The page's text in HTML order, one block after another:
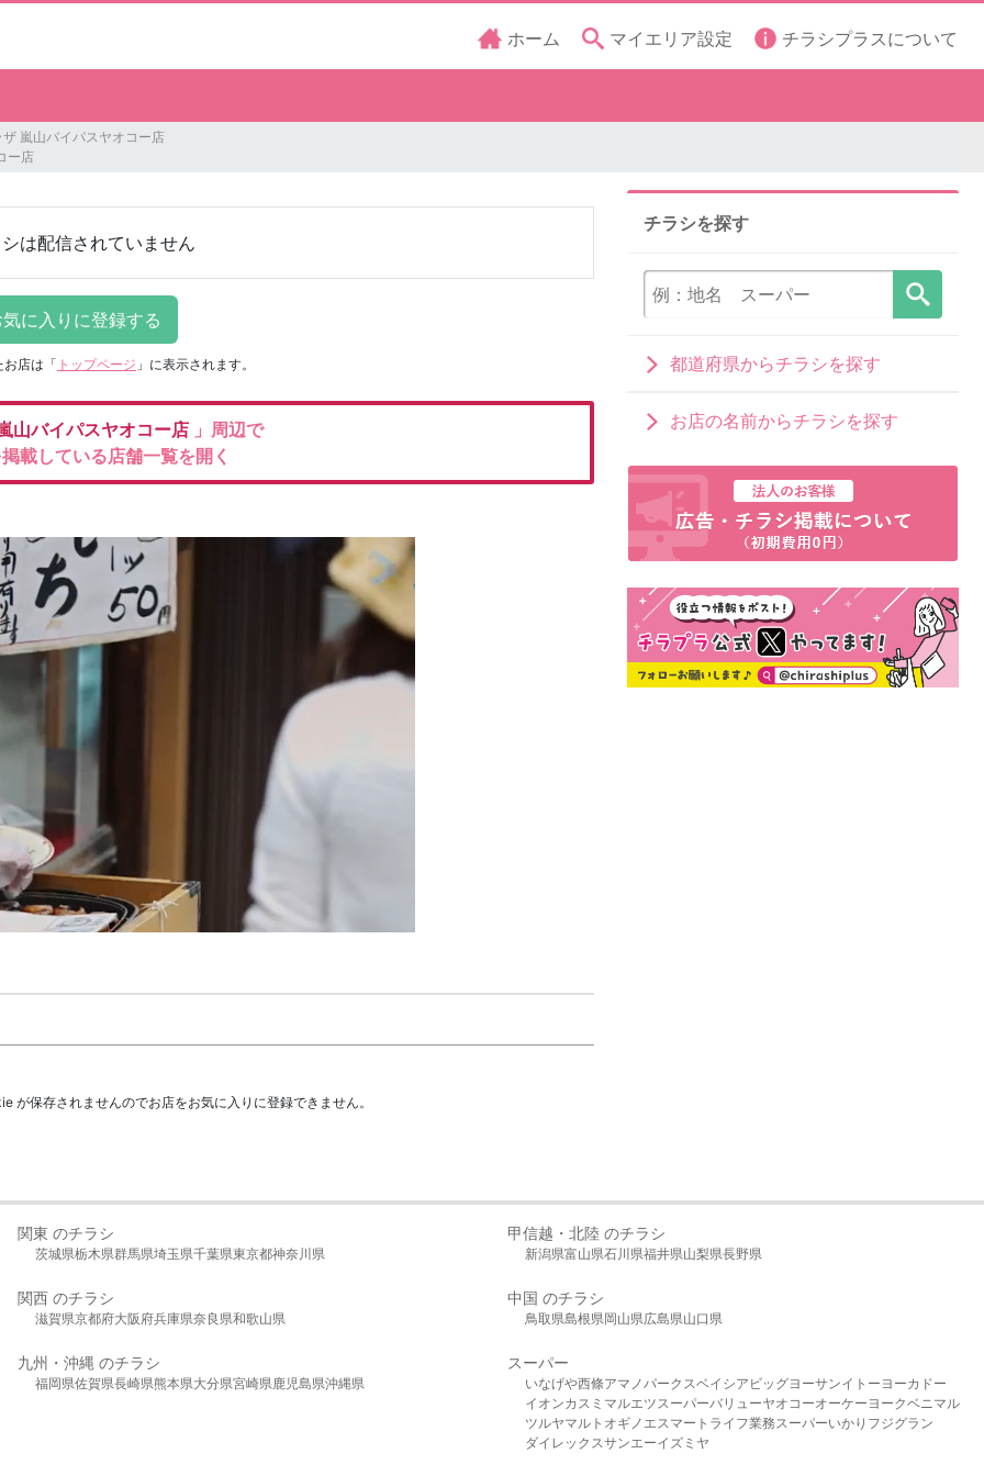
ホーム マイエリア設定 チラシプラスについて
嵐山バイパスヤオコー店
ー店
は配信されていません
お店は 「 トップページ 」に表示されます。
山バイパスヤオコー店 」周辺で
載している店舗一覧を開く
保存されませんのでお店をお気に入りに登録できません。
チラシを探す
都道府県からチラシを探す
お店の名前からチラシを探す
関東 のチラシ
茨城県栃木県群馬県埼玉県千葉県東京都神奈川県
甲信越・北陸 のチラシ
新潟県富山県石川県福井県山梨県長野県
関西 のチラシ
滋賀県京都府大阪府兵庫県奈良県和歌山県
中国 のチラシ
鳥取県島根県岡山県広島県山口県
九州・沖縄 のチラシ
福岡県佐賀県長崎県熊本県大分県宮崎県鹿児島県沖縄県
スーパー
いなげや西條アマノパークスベイシア ビッグヨーサンイトーヨーカドー
イオンカスミ マルエツスーパーバリューヤオコーオーケー ヨークベニマル
ツルヤマルト オギノ エスマート ライフ業務スーパーいかり フジグラン
ダイレックスサンエーイズミヤ